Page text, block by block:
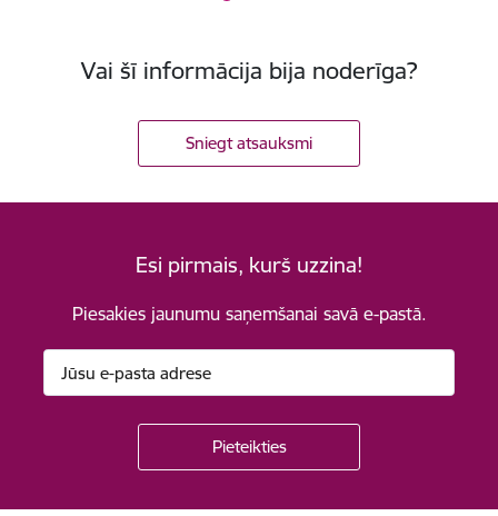
Vai šī informācija bija noderīga?
Sniegt atsauksmi
Esi pirmais, kurš uzzina!
Piesakies jaunumu saņemšanai savā e-pastā.